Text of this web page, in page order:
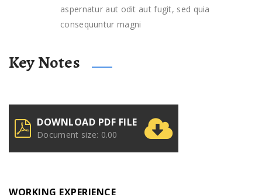
aspernatur aut odit aut fugit, sed quia
consequuntur magni
Key Notes
DOWNLOAD PDF FILE
Document size: 0.00
WORKING EXPERIENCE